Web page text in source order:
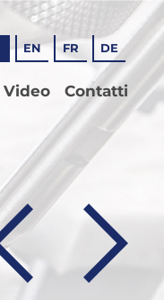
EN FR DE
Video Contatti